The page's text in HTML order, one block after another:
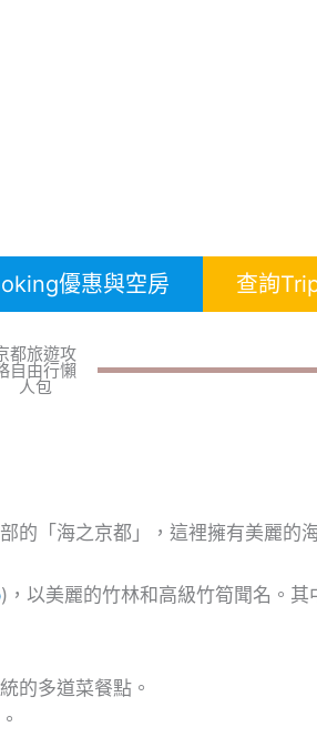
優惠與空房 查詢
都旅遊攻
自由行懶
人包
的「海之京都」，這裡擁有美麗的
)，以美麗的竹林和高級竹筍聞名。
的多道菜餐點。